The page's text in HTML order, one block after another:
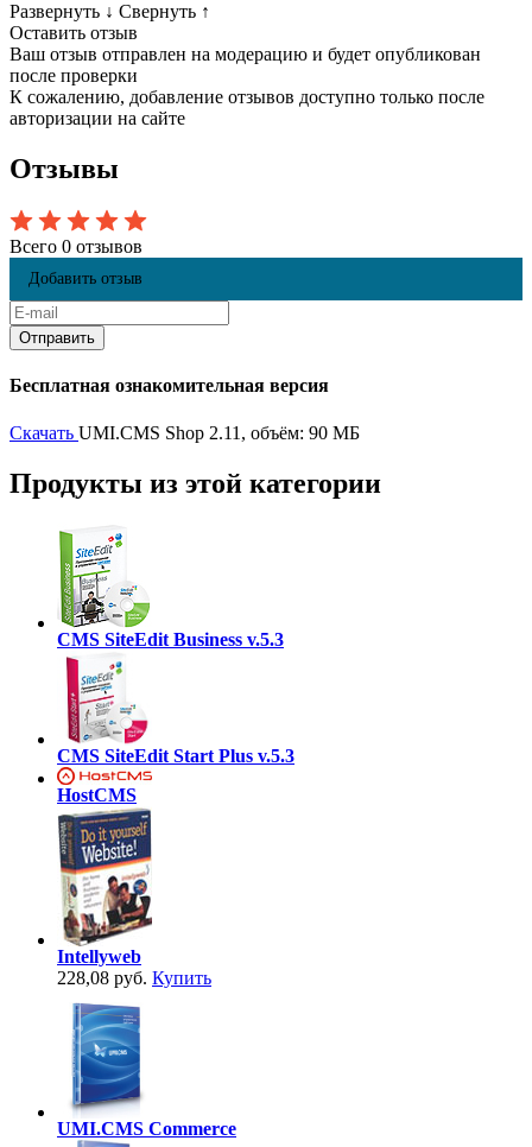
Развернуть ↓ Свернуть ↑
Оставить отзыв
Ваш отзыв отправлен на модерацию и будет опубликован
после проверки
К сожалению, добавление отзывов доступно только после
авторизации на сайте
Отзывы
Всего 0 отзывов
Добавить отзыв
Бесплатная ознакомительная версия
Скачать UMI.CMS Shop 2.11, объём: 90 МБ
Продукты из этой категории
CMS SiteEdit Business v.5.3
CMS SiteEdit Start Plus v.5.3
HostCMS
Intellyweb
228,08 руб. Купить
UMI.CMS Commerce